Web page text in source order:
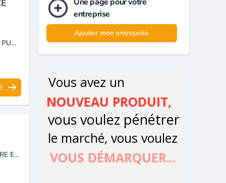
ÉLECTRICITÉ GÉNÉRALE ET MAINTENANCE INDUSTRIELLE, ÉCLAIRAGE PUBLIC, MONTAGE ET CÂBLAGE DES CENTRALES A BÉTON, INSTALLATION DES POTEAUX ÉLECTRIQUES, INSTALLATION ET MAINTENANCE DES ASCENSEURS ET MONTE CHARGE.
FABRICATION, TRANSFORMATION ET COMMERCIALISATION DE MARBRE ET DE PIERRES DECORATIVES POUR AMENAGEMENTS INTERIEURS ET EXTERIEURS.
entreprise
Ajouter mon entreprise